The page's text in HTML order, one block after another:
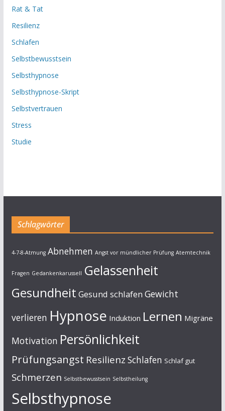
Rat & Tat
Resilienz
Schlafen
Selbstbewusstsein
Selbsthypnose
Selbsthypnose-Skript
Selbstvertrauen
Stress
Studie
Schlagwörter
4-7-8-Atmung Abnehmen Angst vor mündlicher Prüfung Atemtechnik
Fragen Gedankenkarussell Gelassenheit
Gesundheit Gesund schlafen Gewicht
verlieren Hypnose Induktion Lernen Migräne
Motivation Persönlichkeit
Prüfungsangst Resilienz Schlafen Schlaf gut
Schmerzen Selbstbewusstsein Selbstheilung
Selbsthypnose